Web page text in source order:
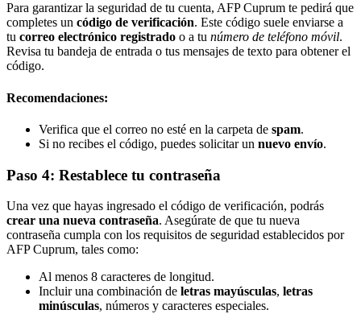
Para garantizar la seguridad de tu cuenta, AFP Cuprum te pedirá que
completes un código de verificación. Este código suele enviarse a
tu correo electrónico registrado o a tu número de teléfono móvil.
Revisa tu bandeja de entrada o tus mensajes de texto para obtener el
código.
Recomendaciones:
Verifica que el correo no esté en la carpeta de spam.
Si no recibes el código, puedes solicitar un nuevo envío.
Paso 4: Restablece tu contraseña
Una vez que hayas ingresado el código de verificación, podrás
crear una nueva contraseña. Asegúrate de que tu nueva
contraseña cumpla con los requisitos de seguridad establecidos por
AFP Cuprum, tales como:
Al menos 8 caracteres de longitud.
Incluir una combinación de letras mayúsculas, letras
minúsculas, números y caracteres especiales.